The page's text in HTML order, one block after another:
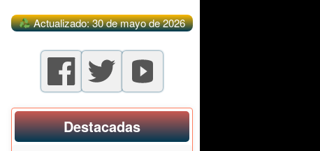
Actualizado: 30 de mayo de 2026
Destacadas